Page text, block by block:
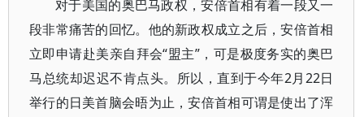
对于美国的奥巴马政权，安倍首相有着一段又一
段非常痛苦的回忆。他的新政权成立之后，安倍首相
立即申请赴美亲自拜会“盟主”，可是极度务实的奥巴
马总统却迟迟不肯点头。所以，直到于今年2月22日
举行的日美首脑会晤为止，安倍首相可谓是使出了浑